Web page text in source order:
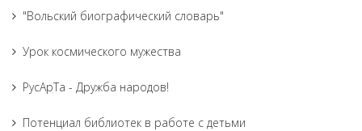
"Вольский биографический словарь"
Урок космического мужества
РусАрТа - Дружба народов!
Потенциал библиотек в работе с детьми